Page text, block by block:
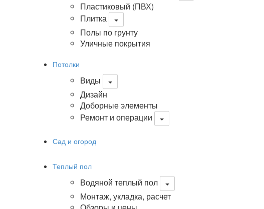
Пластиковый (ПВХ)
Плитка
Полы по грунту
Уличные покрытия
Потолки
Виды
Дизайн
Доборные элементы
Ремонт и операции
Сад и огород
Теплый пол
Водяной теплый пол
Монтаж, укладка, расчет